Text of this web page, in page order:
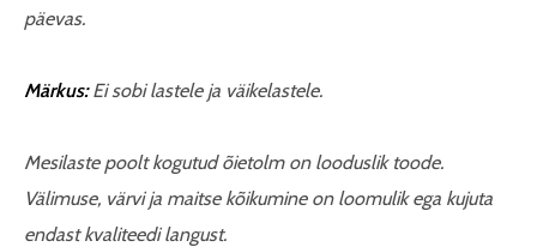
päevas.
Märkus:Ei sobi lastele ja väikelastele.
Mesilaste poolt kogutud õietolm on looduslik toode.
Välimuse, värvi ja maitse kõikumine on loomulik ega kujuta
endast kvaliteedi langust.